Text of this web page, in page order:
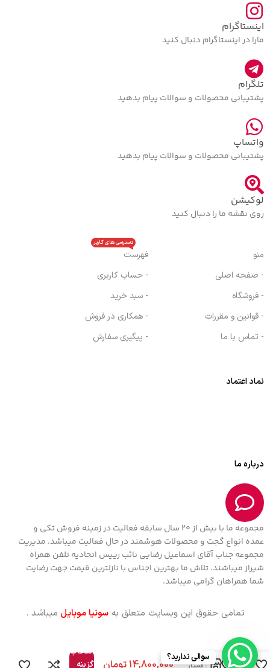
اینستاگرام
مارا در اینستاگرام دنبال کنید
تلگرام
پشتیبانی محصولات و سوالات پیام بدهید
واتساپ
پشتیبانی محصولات و سوالات پیام بدهید
لوکیشن
روی نقشه ما را دنبال کنید
منو
- صفحه اصلی
- فروشگاه
- قوانین و مقررات
- تماس با ما
فهرست
دسترسی های کاربر
- حساب کاربری
- سبد خرید
- همکاری در فروش
- پیگیری سفارش
نماد اعتماد
درباره ما
مجموعه ما با بیش از 20 سال سابقه فعالیت در زمینه فروش تکی و
عمده انواع گجت و محصولات هوشمند در حال فعالیت میباشد. مدیریت
مجموعه جناب آقای اسماعیل رضایی نائب رییس اتحادیه تلفن همراه
شیراز میباشند. تلاش ما بهترین اجناس با نازلترین قیمت جهت رضایت
شما همراهان گرامی میباشد.
تمامی حقوق این وبسایت متعلق بهسونیا موبایل میباشد .
حمل برند
هوپ استار
انتخاب
گزینه
سوالی ندارید؟ 0